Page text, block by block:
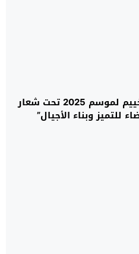
إطلاق العرض الوطني للتخييم لموسم 2025 تحت شعار
للتميز وبناء الأجيال”